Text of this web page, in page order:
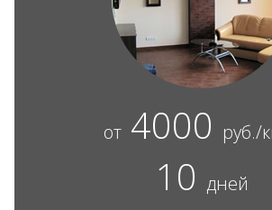
от4000 руб./
10 дней